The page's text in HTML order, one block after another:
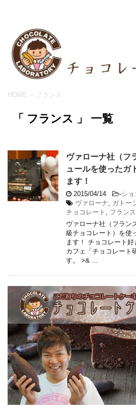
HOME > フランス
「 フランス 」 一覧
ヴァローナ社（フ
ュールを使ったガ
ます！
2015/04/14 -ショ
ヴァローナ
ガトー
チョコレート
フランス
ヴァローナ社（フラン
級チョコレート）を使
ます！ チョコレート
カフェ「チョコレート
す。 >& ...